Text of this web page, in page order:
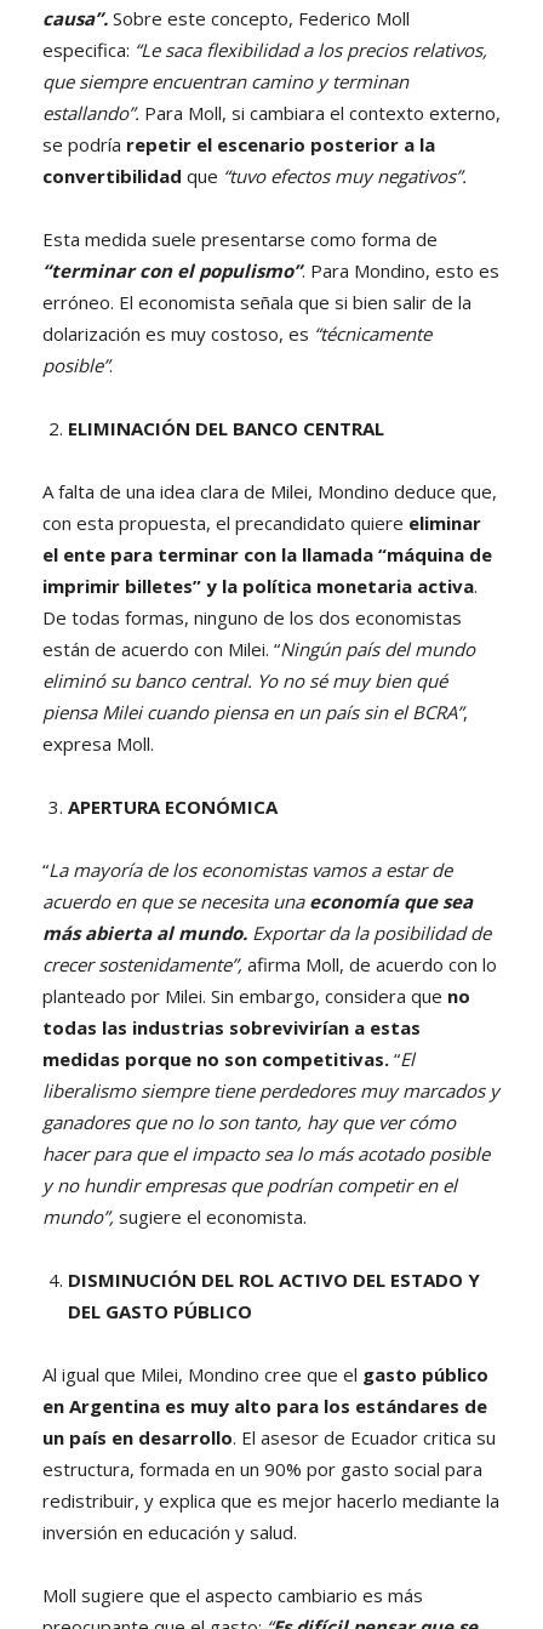
causa”. Sobre este concepto, Federico Moll
especifica: “Le saca flexibilidad a los precios relativos,
que siempre encuentran camino y terminan
estallando”. Para Moll, si cambiara el contexto externo,
se podría repetir el escenario posterior a la
convertibilidad que “tuvo efectos muy negativos”.
Esta medida suele presentarse como forma de
“terminar con el populismo”. Para Mondino, esto es
erróneo. El economista señala que si bien salir de la
dolarización es muy costoso, es “técnicamente
posible”.
ELIMINACIÓN DEL BANCO CENTRAL
A falta de una idea clara de Milei, Mondino deduce que,
con esta propuesta, el precandidato quiere eliminar
el ente para terminar con la llamada “máquina de
imprimir billetes” y la política monetaria activa.
De todas formas, ninguno de los dos economistas
están de acuerdo con Milei. “Ningún país del mundo
eliminó su banco central. Yo no sé muy bien qué
piensa Milei cuando piensa en un país sin el BCRA”,
expresa Moll.
APERTURA ECONÓMICA
“La mayoría de los economistas vamos a estar de
acuerdo en que se necesita una economía que sea
más abierta al mundo. Exportar da la posibilidad de
crecer sostenidamente”, afirma Moll, de acuerdo con lo
planteado por Milei. Sin embargo, considera que no
todas las industrias sobrevivirían a estas
medidas porque no son competitivas. “El
liberalismo siempre tiene perdedores muy marcados y
ganadores que no lo son tanto, hay que ver cómo
hacer para que el impacto sea lo más acotado posible
y no hundir empresas que podrían competir en el
mundo”, sugiere el economista.
DISMINUCIÓN DEL ROL ACTIVO DEL ESTADO Y
DEL GASTO PÚBLICO
Al igual que Milei, Mondino cree que el gasto público
en Argentina es muy alto para los estándares de
un país en desarrollo. El asesor de Ecuador critica su
estructura, formada en un 90% por gasto social para
redistribuir, y explica que es mejor hacerlo mediante la
inversión en educación y salud.
Moll sugiere que el aspecto cambiario es más